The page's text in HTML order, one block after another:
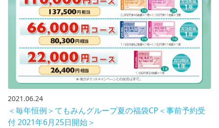
2021.06.24
＜毎年恒例＞てもみんグループ夏の福袋CP＜事前予約受
付 2021年6月25日開始＞